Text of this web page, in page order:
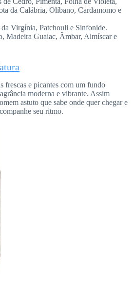
da Calábria, Olíbano, Cardamomo e
Virgínia, Patchouli e Sinfonide.
Madeira Guaiac, Âmbar, Almíscar e
frescas e picantes com um fundo
moderna e vibrante. Assim
astuto que sabe onde quer chegar e
seu ritmo.